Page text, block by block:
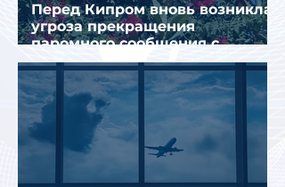
Перед Кипром вновь возникла
угроза прекращения
паромного сообщения с
Грецией